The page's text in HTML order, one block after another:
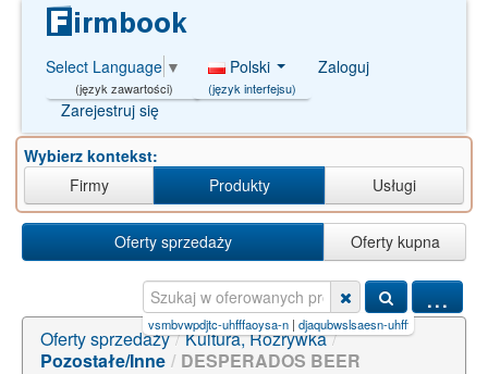
Select Language ▼
(język zawartości)
Polski
(język interfejsu)
Zaloguj
Zarejestruj się
Wybierz kontekst:
Firmy
Produkty Usługi
Oferty sprzedaży Oferty kupna
...
huucewrrsa-n (tra xobvsmbvwpdjtc-uhfffaoysa-n|djaqubwslsaesn-uhfffaoysa-n
Oferty sprzedaży / Kultura, Rozrywka /
Pozostałe/Inne / DESPERADOS BEER